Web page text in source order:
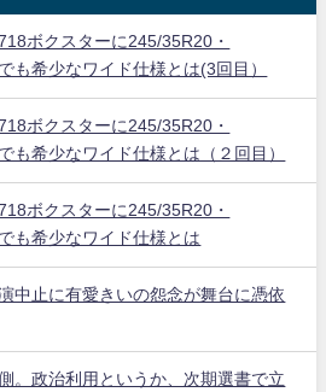
ボクスターに245/35R20・
も希少なワイド仕様とは(3回目）
ボクスターに245/35R20・
も希少なワイド仕様とは（２回目）
ボクスターに245/35R20・
も希少なワイド仕様とは
中止に有愛きいの怨念が舞台に憑依
。政治利用というか、次期選書で立